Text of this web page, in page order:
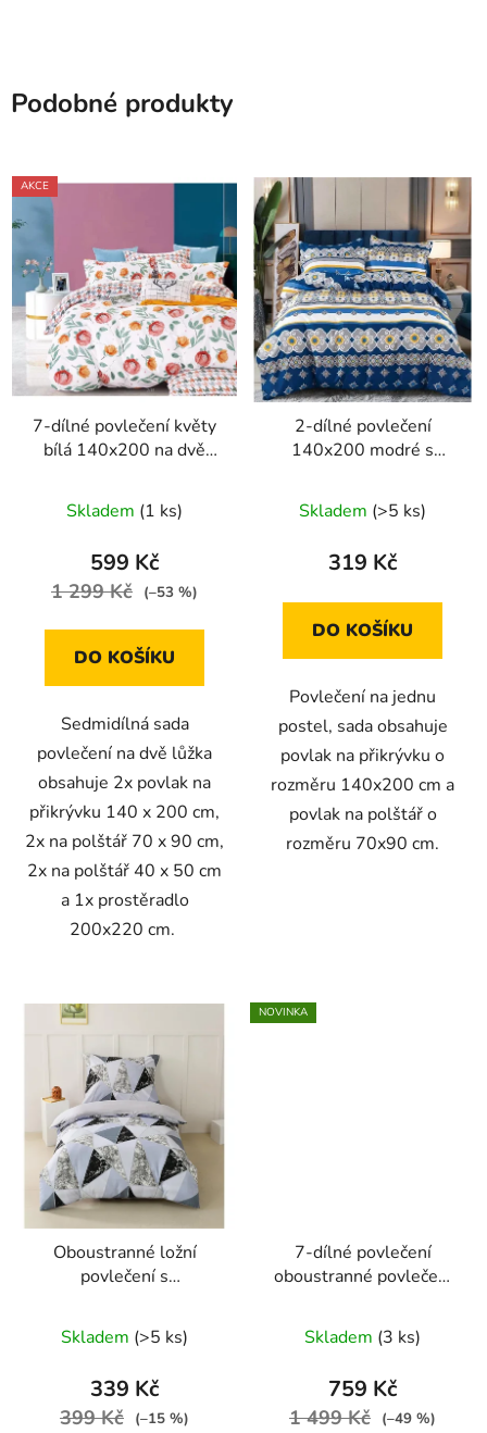
Podobné produkty
AKCE
7-dílné povlečení květy
bílá 140x200 na dvě
Skladem (1 ks)
599 Kč
1 299 Kč (–53 %)
DO KOŠÍKU
Sedmidílná sada
povlečení na dvě lůžka
obsahuje 2x povlak na
přikrývku 140 x 200 cm,
2x na polštář 70 x 90 cm,
2x na polštář 40 x 50 cm
a 1x prostěradlo
200x220 cm.
2-dílné povlečení
140x200 modré s
Skladem (>5 ks)
319 Kč
DO KOŠÍKU
Povlečení na jednu
postel, sada obsahuje
povlak na přikrývku o
rozměru 140x200 cm a
povlak na polštář o
rozměru 70x90 cm.
Oboustranné ložní
povlečení s
mramorovým vzorem v
šedo-černé kombinaci
cm
Skladem (>5 ks)
339 Kč
399 Kč (–15 %)
NOVINKA
7-dílné povlečení
oboustranné povlečení
cm bílá a černá
Skladem (3 ks)
759 Kč
1 499 Kč (–49 %)